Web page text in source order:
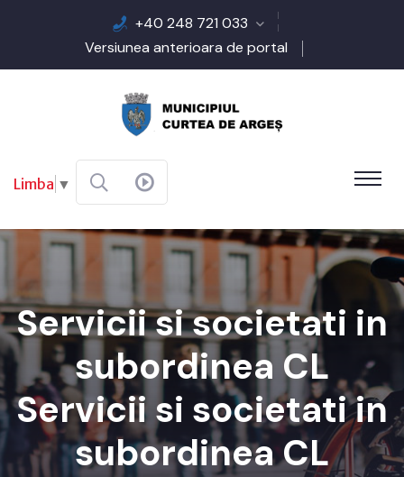
+40 248 721 033
Versiunea anterioara de portal
Limba ▼
Servicii si societati in
subordinea CL
Servicii si societati in
subordinea CL